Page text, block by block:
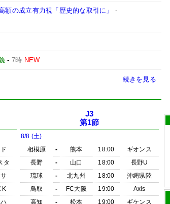
の成立有力視「歴史的な取引に」
-
- 7時 NEW
続きを見る
タ
J3
第1節
8/8 (土)
相模原
- 熊本 18:00
ギオンス
長野
- 山口 18:00
長野U
琉球
- 北九州 18:00
沖縄県陸
鳥取
- FC大阪 19:00
Axis
高知
- 松本 19:00
ギケンス